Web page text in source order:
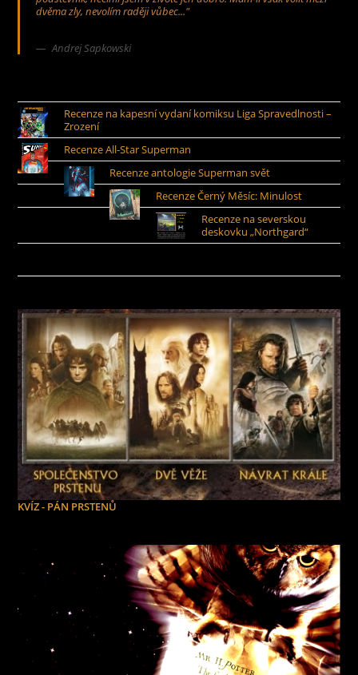
dvěma zly, nevolím raději vůbec..."
Andrej Sapkowski
Recenze na kapesní vydaní komiksu Liga Spravedlnosti –
Zrození
Recenze All-Star Superman
Recenze antologie Superman svět
Recenze Černý Měsíc: Minulost
Recenze na severskou
deskovku „Northgard“
KVÍZ - PÁN PRSTENŮ